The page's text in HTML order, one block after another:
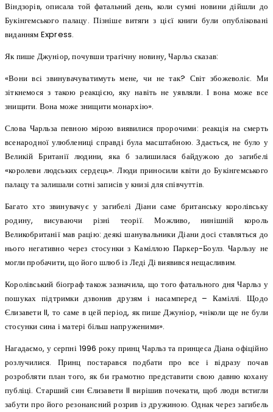
Віндзорів, описала той фатальний день, коли сумні новини дійшли до
Букінгемського палацу. Пізніше витяги з цієї книги були опубліковані
виданням Express.
Як пише Джуніор, почувши трагічну новину, Чарльз сказав:
«Вони всі звинувачуватимуть мене, чи не так? Світ збожеволіє. Ми
зіткнемося з такою реакцією, яку навіть не уявляли. І вона може все
знищити. Вона може знищити монархію».
Слова Чарльза певною мірою виявилися пророчими: реакція на смерть
всенародної улюблениці справді була масштабною. Здається, не було у
Великій Британії людини, яка б залишилася байдужою до загибелі
«королеви людських сердець». Люди приносили квіти до Букінгемського
палацу та залишали сотні записів у книзі для співчуттів.
Багато хто звинувачує у загибелі Діани саме британську королівську
родину, висуваючи різні теорії. Можливо, нинішній король
Великобританії мав рацію: деякі шанувальники Діани досі ставляться до
нього негативно через стосунки з Каміллою Паркер-Боулз. Чарльзу не
могли пробачити, що його шлюб із Леді Ді виявився нещасливим.
Королівський біограф також зазначила, що того фатального дня Чарльз у
пошуках підтримки дзвонив друзям і насамперед – Каміллі. Щодо
Єлизавети II, то саме в цей період, як пише Джуніор, «ніколи ще не були
стосунки сина і матері більш напруженими».
Нагадаємо, у серпні 1996 року принц Чарльз та принцеса Діана офіційно
розлучилися. Принц постарався подбати про все і відразу почав
розробляти план того, як би грамотно представити свою давню кохану
публіці. Старший син Єлизавети II вирішив почекати, щоб люди встигли
забути про його резонансний розрив із дружиною. Однак через загибель